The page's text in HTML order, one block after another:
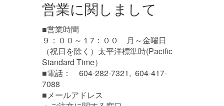
営業に関しまして
■営業時間
９：００～１7：００ 月～金曜日
（祝日を除く）太平洋標準時(Pacific
Standard Time）
■電話： 604-282-7321, 604-417-
7088
■メールアドレス